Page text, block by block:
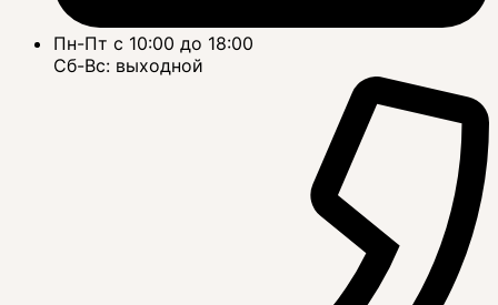
Пн-Пт с 10:00 до 18:00
Сб-Вс: выходной